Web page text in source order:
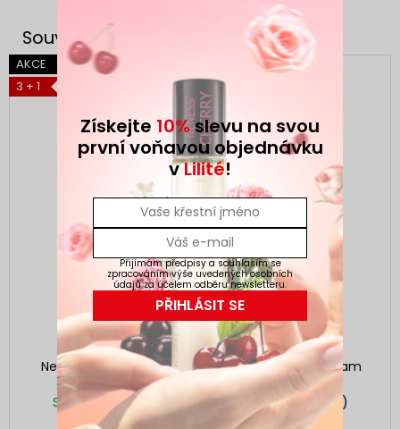
AKCE
3 + 1
Neness Bamboo Blis
Skladem
(>5 ks)
129 Kč
3 + 1
Neness Floral Dream
33ml
Skladem
(>5 ks)
129 Kč
Získejte 10%slevu na svou
první voňavou objednávku
vLilité!
Přijímám předpisy a souhlasím se
zpracováním výše uvedených osobních
údajů za účelem odběru newsletteru.
PŘIHLÁSIT SE